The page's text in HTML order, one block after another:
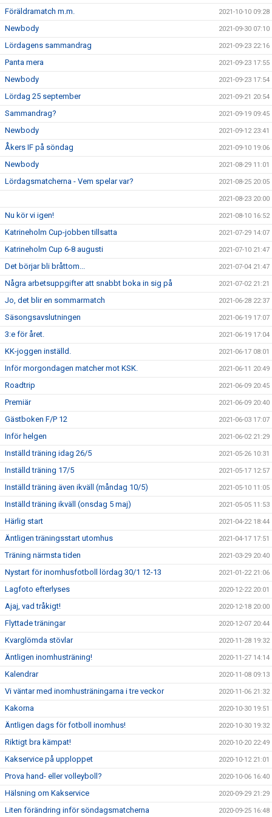
Föräldramatch m.m. 2021-10-10 09:28
Newbody 2021-09-30 07:10
Lördagens sammandrag 2021-09-23 22:16
Panta mera 2021-09-23 17:55
Newbody 2021-09-23 17:54
Lördag 25 september 2021-09-21 20:54
Sammandrag? 2021-09-19 09:45
Newbody 2021-09-12 23:41
Åkers IF på söndag 2021-09-10 19:06
Newbody 2021-08-29 11:01
Lördagsmatcherna - Vem spelar var? 2021-08-25 20:05
2021-08-23 20:00
Nu kör vi igen! 2021-08-10 16:52
Katrineholm Cup-jobben tillsatta 2021-07-29 14:07
Katrineholm Cup 6-8 augusti 2021-07-10 21:47
Det börjar bli bråttom... 2021-07-04 21:47
Några arbetsuppgifter att snabbt boka in sig på 2021-07-02 21:21
Jo, det blir en sommarmatch 2021-06-28 22:37
Säsongsavslutningen 2021-06-19 17:07
3:e för året. 2021-06-19 17:04
KK-joggen inställd. 2021-06-17 08:01
Inför morgondagen matcher mot KSK. 2021-06-11 20:49
Roadtrip 2021-06-09 20:45
Premiär 2021-06-09 20:40
Gästboken F/P 12 2021-06-03 17:07
Inför helgen 2021-06-02 21:29
Inställd träning idag 26/5 2021-05-26 10:31
Inställd träning 17/5 2021-05-17 12:57
Inställd träning även ikväll (måndag 10/5) 2021-05-10 11:05
Inställd träning ikväll (onsdag 5 maj) 2021-05-05 11:53
Härlig start 2021-04-22 18:44
Äntligen träningsstart utomhus 2021-04-17 17:51
Träning närmsta tiden 2021-03-29 20:40
Nystart för inomhusfotboll lördag 30/1 12-13 2021-01-22 21:06
Lagfoto efterlyses 2020-12-22 20:01
Ajaj, vad tråkigt! 2020-12-18 20:00
Flyttade träningar 2020-12-07 20:44
Kvarglömda stövlar 2020-11-28 19:32
Äntligen inomhusträning! 2020-11-27 14:14
Kalendrar 2020-11-08 09:13
Vi väntar med inomhusträningarna i tre veckor 2020-11-06 21:32
Kakorna 2020-10-30 19:51
Äntligen dags för fotboll inomhus! 2020-10-30 19:32
Riktigt bra kämpat! 2020-10-20 22:49
Kakservice på upploppet 2020-10-12 21:01
Prova hand- eller volleyboll? 2020-10-06 16:40
Hälsning om Kakservice 2020-09-29 21:29
Liten förändring inför söndagsmatcherna 2020-09-25 16:48